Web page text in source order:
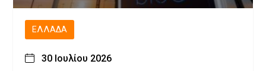
ΕΛΛΆΔΑ
30 Ιουλίου 2026